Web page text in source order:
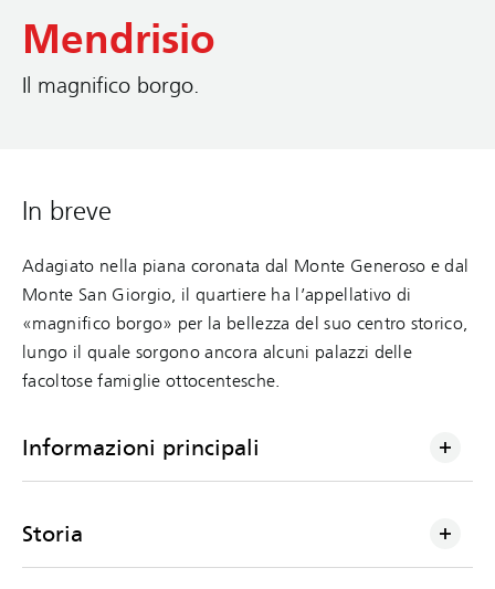
Mendrisio
Il magnifico borgo.
In breve
Adagiato nella piana coronata dal Monte Generoso e dal
Monte San Giorgio, il quartiere ha l’appellativo di
«magnifico borgo» per la bellezza del suo centro storico,
lungo il quale sorgono ancora alcuni palazzi delle
facoltose famiglie ottocentesche.
Informazioni principali
Storia